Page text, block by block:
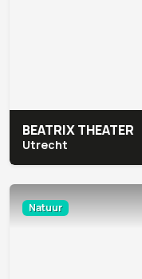
BEATRIX THEATER
Utrecht
Natuur